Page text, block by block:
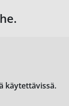
käytettävissä.